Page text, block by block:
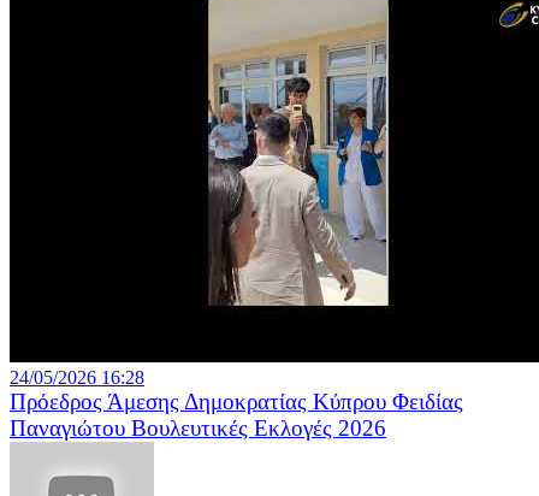
24/05/2026 16:28
Πρόεδρος Άμεσης Δημοκρατίας Κύπρου Φειδίας
Παναγιώτου Βουλευτικές Εκλογές 2026